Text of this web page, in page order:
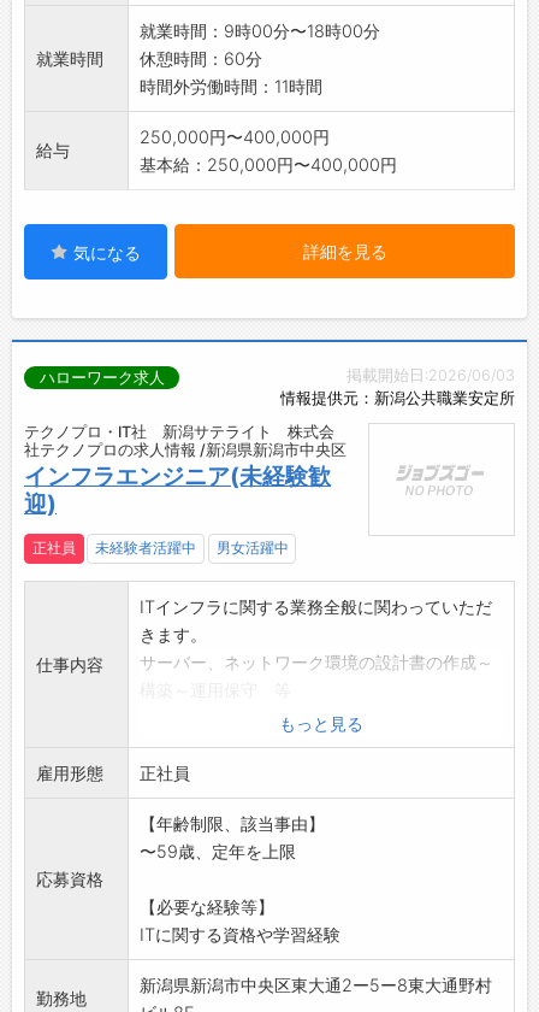
就業時間
就業時間：9時00分〜18時00分
休憩時間：60分
時間外労働時間：11時間
給与
250,000円〜400,000円
基本給：250,000円〜400,000円
気になる 詳細を見る
掲載開始日:2026/06/03
情報提供元：新潟公共職業安定所
ハローワーク求人
テクノプロ・IT社 新潟サテライト 株式会
社テクノプロの求人情報 /新潟県新潟市中央区
インフラエンジニア(未経験歓
迎)
正社員 未経験者活躍中 男女活躍中
仕事内容
ITインフラに関する業務全般に関わっていただ
きます。
サーバー、ネットワーク環境の設計書の作成～
Windows、LINUX、AWS、Azure、Cisco,
YAMAHA など
※未経験の方も応募可能です、未経験からエン
ジニアに挑戦できる
環境が整っています
※ブランクがある方も歓迎します。
法は問いませんが、
学習経験があれば尚可
(変更の範囲)会社の定める範囲
もっと見る
雇用形態 正社員
応募資格
【年齢制限、該当事由】
〜59歳、定年を上限
【必要な経験等】
ITに関する資格や学習経験
勤務地
新潟県新潟市中央区東大通2ー5ー8東大通野村